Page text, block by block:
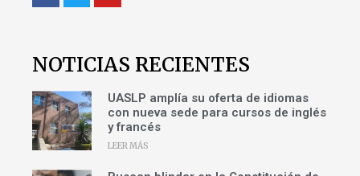
NOTICIAS RECIENTES
UASLP amplía su oferta de idiomas
con nueva sede para cursos de inglés
y francés
LEER MÁS